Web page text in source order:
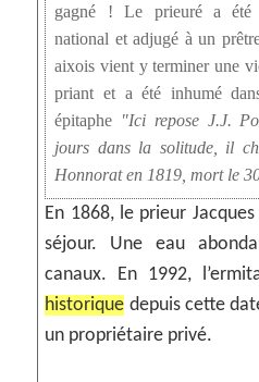
gagné ! Le prieuré a été
national et adjugé à un
aixois vient y terminer une
priant et a été inhumé
épitaphe
Ici repose J.J.
jours dans la solitude, il
Honnorat en 1819, mort le
En 1868, le prieur
séjour. Une eau
canaux. En 1992,
historique depuis cette
un propriétaire privé.